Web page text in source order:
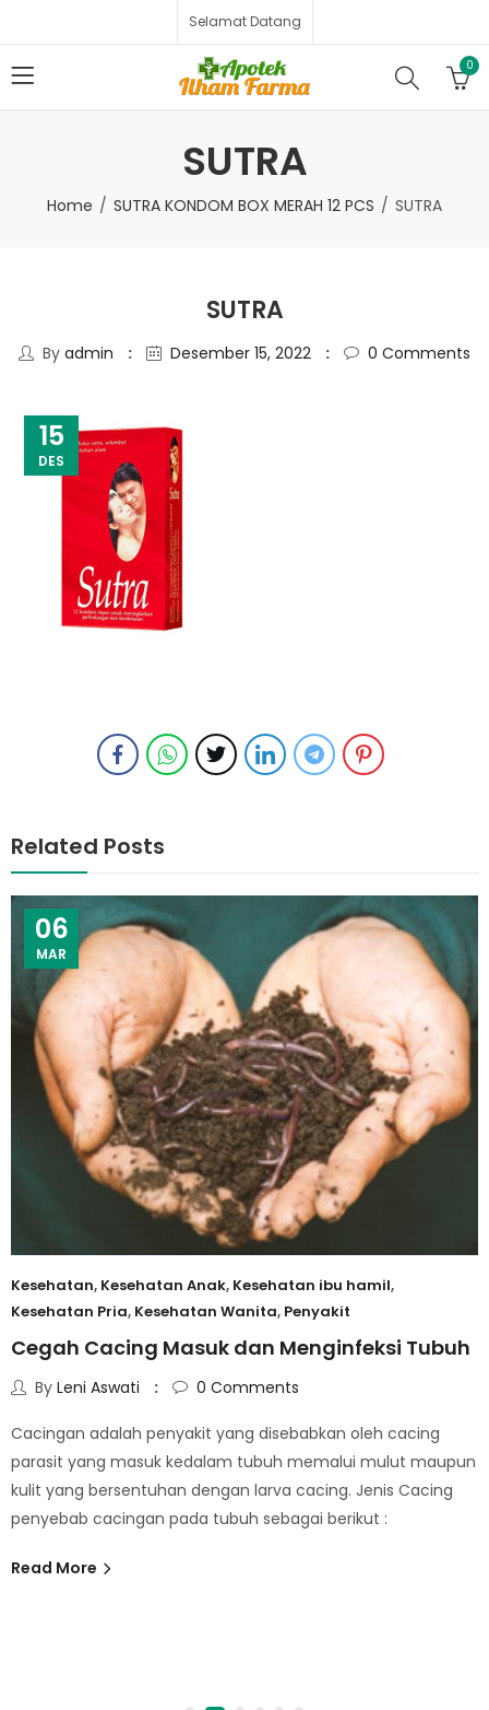
Selamat Datang
0
SUTRA
Home SUTRA KONDOM BOX MERAH 12 PCS SUTRA
SUTRA
By admin Desember 15, 2022 0 Comments
15
DES
Related Posts
06
MAR
Kesehatan, Kesehatan Anak, Kesehatan ibu hamil,
Kesehatan Pria, Kesehatan Wanita, Penyakit
Cegah Cacing Masuk dan Menginfeksi Tubuh
By Leni Aswati 0 Comments
Cacingan adalah penyakit yang disebabkan oleh cacing
parasit yang masuk kedalam tubuh memalui mulut maupun
kulit yang bersentuhan dengan larva cacing. Jenis Cacing
penyebab cacingan pada tubuh sebagai berikut :
Read More